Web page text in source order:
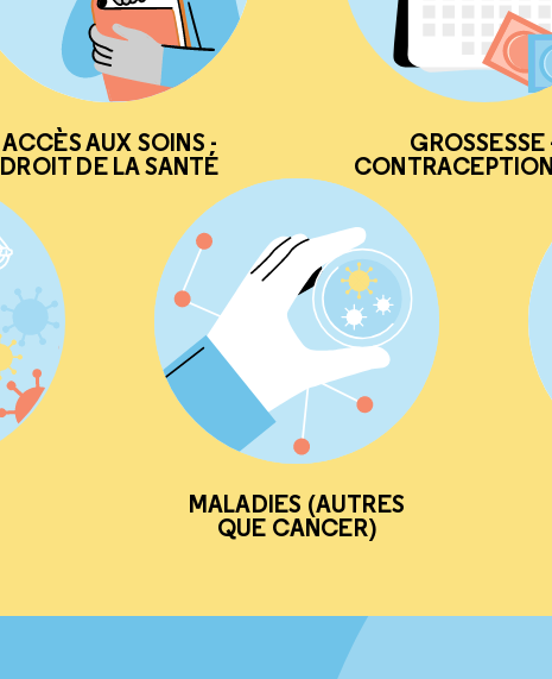
ACCÈS AUX SOINS -
DROIT DE LA SANTÉ
GROSSESSE
MALADIES (AUTRES
QUE CANCER)